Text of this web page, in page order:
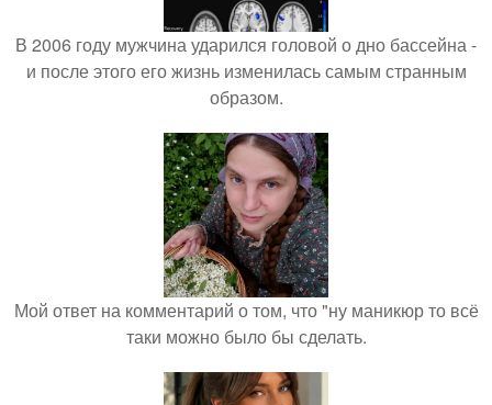
В 2006 году мужчина ударился головой о дно бассейна -
и после этого его жизнь изменилась самым странным
образом.
Мой ответ на комментарий о том, что "ну маникюр то всё
таки можно было бы сделать.